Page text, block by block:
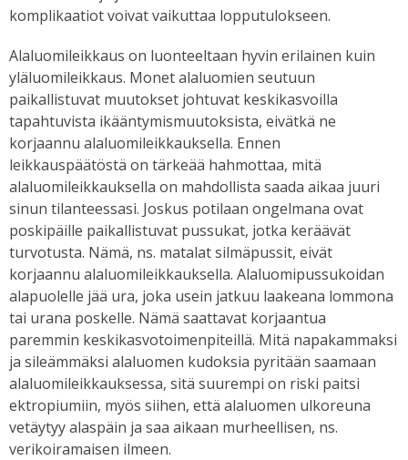
komplikaatiot voivat vaikuttaa lopputulokseen.
Alaluomileikkaus on luonteeltaan hyvin erilainen kuin
yläluomileikkaus. Monet alaluomien seutuun
paikallistuvat muutokset johtuvat keskikasvoilla
tapahtuvista ikääntymismuutoksista, eivätkä ne
korjaannu alaluomileikkauksella. Ennen
leikkauspäätöstä on tärkeää hahmottaa, mitä
alaluomileikkauksella on mahdollista saada aikaa juuri
sinun tilanteessasi. Joskus potilaan ongelmana ovat
poskipäille paikallistuvat pussukat, jotka keräävät
turvotusta. Nämä, ns. matalat silmäpussit, eivät
korjaannu alaluomileikkauksella. Alaluomipussukoidan
alapuolelle jää ura, joka usein jatkuu laakeana lommona
tai urana poskelle. Nämä saattavat korjaantua
paremmin keskikasvotoimenpiteillä. Mitä napakammaksi
ja sileämmäksi alaluomen kudoksia pyritään saamaan
alaluomileikkauksessa, sitä suurempi on riski paitsi
ektropiumiin, myös siihen, että alaluomen ulkoreuna
vetäytyy alaspäin ja saa aikaan murheellisen, ns.
verikoiramaisen ilmeen.